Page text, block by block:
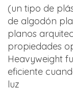
(un tipo de
de algodón
planos
propiedades
Heavyweight
eficiente
luz